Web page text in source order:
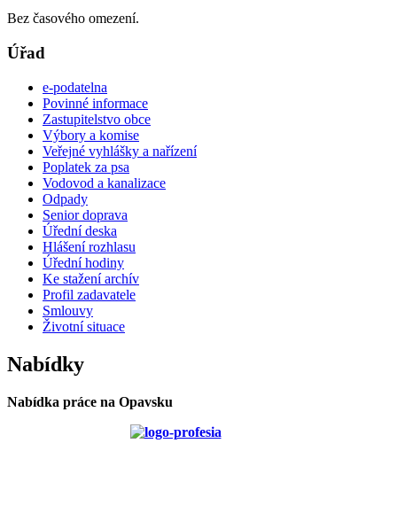
Bez časového omezení.
Úřad
e-podatelna
Povinné informace
Zastupitelstvo obce
Výbory a komise
Veřejné vyhlášky a nařízení
Poplatek za psa
Vodovod a kanalizace
Odpady
Senior doprava
Úřední deska
Hlášení rozhlasu
Úřední hodiny
Ke stažení archív
Profil zadavatele
Smlouvy
Životní situace
Nabídky
Nabídka práce na Opavsku